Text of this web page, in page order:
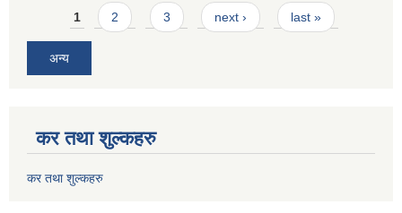
Pages
1 2 3 next › last »
अन्य
कर तथा शुल्कहरु
कर तथा शुल्कहरु